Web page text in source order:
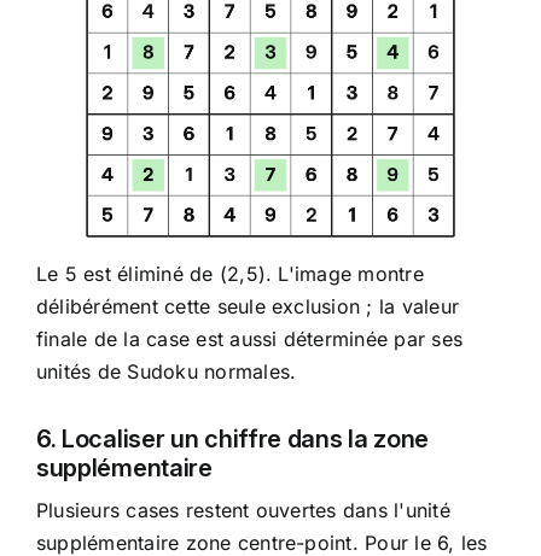
Le 5 est éliminé de (2,5). L'image montre
délibérément cette seule exclusion ; la valeur
finale de la case est aussi déterminée par ses
unités de Sudoku normales.
6. Localiser un chiffre dans la zone
supplémentaire
Plusieurs cases restent ouvertes dans l'unité
supplémentaire zone centre-point. Pour le 6, les